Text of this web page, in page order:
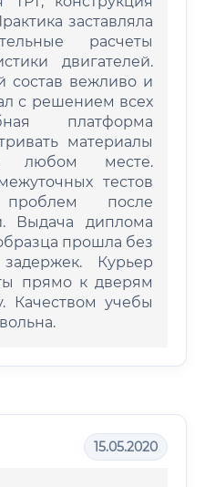
заставляла
расчеты
двигателей.
состав вежливо и
с решением всех
платформа
материалы
месте.
тестов
после
Выдача диплома
прошла без
Курьер
прямо к дверям
Качеством учебы
15.05.2020